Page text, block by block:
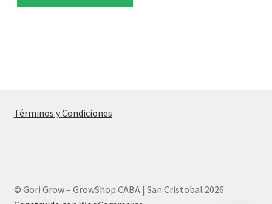
Términos y Condiciones
© Gori Grow – GrowShop CABA | San Cristobal 2026